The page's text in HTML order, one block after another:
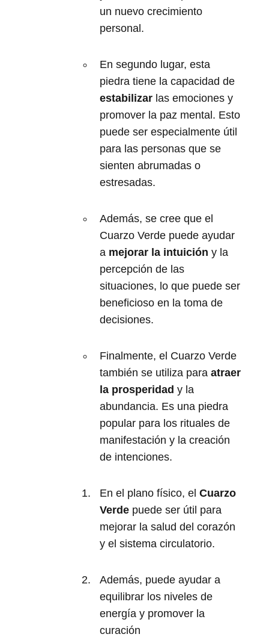
un nuevo crecimiento
personal.
En segundo lugar, esta
piedra tiene la capacidad de
estabilizar las emociones y
promover la paz mental. Esto
puede ser especialmente útil
para las personas que se
sienten abrumadas o
estresadas.
Además, se cree que el
Cuarzo Verde puede ayudar
a mejorar la intuición y la
percepción de las
situaciones, lo que puede ser
beneficioso en la toma de
decisiones.
Finalmente, el Cuarzo Verde
también se utiliza para atraer
la prosperidad y la
abundancia. Es una piedra
popular para los rituales de
manifestación y la creación
de intenciones.
En el plano físico, el Cuarzo
Verde puede ser útil para
mejorar la salud del corazón
y el sistema circulatorio.
Además, puede ayudar a
equilibrar los niveles de
energía y promover la
curación